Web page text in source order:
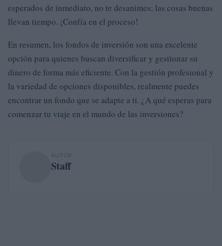
esperados de inmediato, no te desanimes; las cosas buenas
llevan tiempo. ¡Confía en el proceso!
En resumen, los fondos de inversión son una excelente
opción para quienes buscan diversificar y gestionar su
dinero de forma más eficiente. Con la gestión profesional y
la variedad de opciones disponibles, realmente puedes
encontrar un fondo que se adapte a ti. ¿A qué esperas para
comenzar tu viaje en el mundo de las inversiones?
AUTOR
Staff